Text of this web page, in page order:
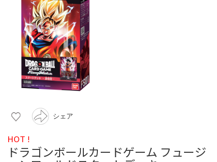
シェア
HOT !
ドラゴンボールカードゲーム フュージ